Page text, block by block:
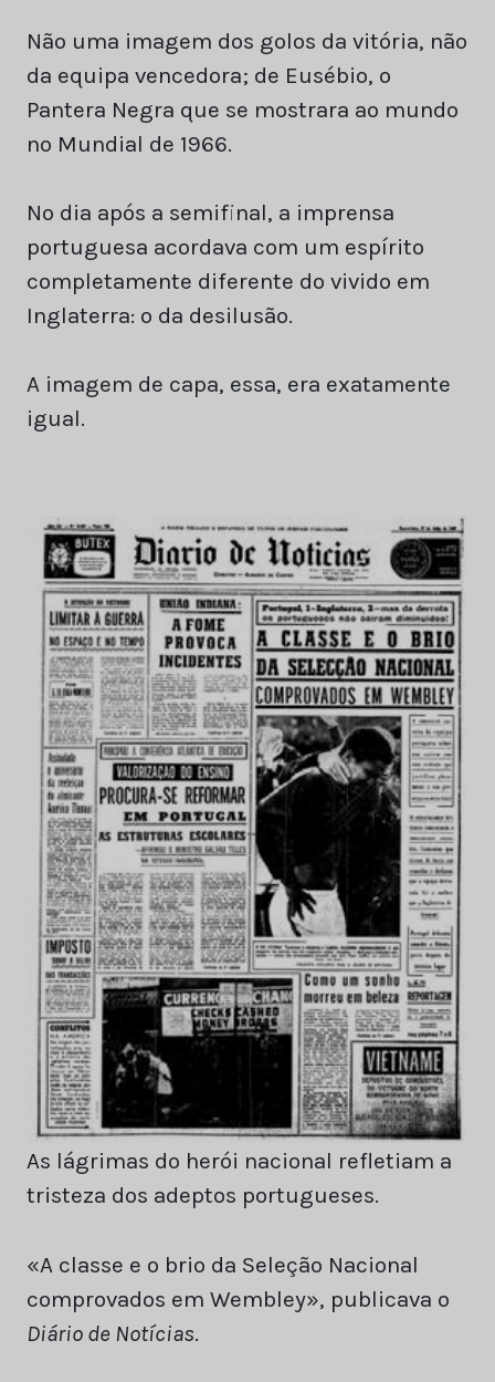
Não uma imagem dos golos da vitória, não
da equipa vencedora; de Eusébio, o
Pantera Negra que se mostrara ao mundo
no Mundial de 1966.
No dia após a semifinal, a imprensa
portuguesa acordava com um espírito
completamente diferente do vivido em
Inglaterra: o da desilusão.
A imagem de capa, essa, era exatamente
igual.
As lágrimas do herói nacional refletiam a
tristeza dos adeptos portugueses.
«A classe e o brio da Seleção Nacional
comprovados em Wembley», publicava o
Diário de Notícias.